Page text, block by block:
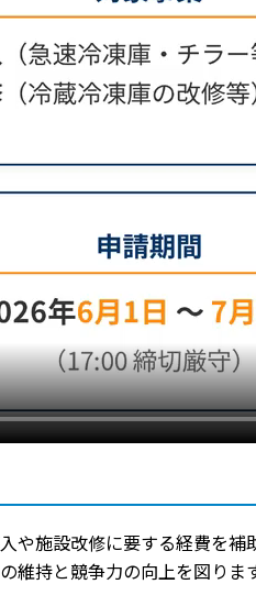
施設改修に要する経費を補
維持と競争力の向上を図り